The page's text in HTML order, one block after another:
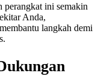
ini semakin
Anda,
langkah demi